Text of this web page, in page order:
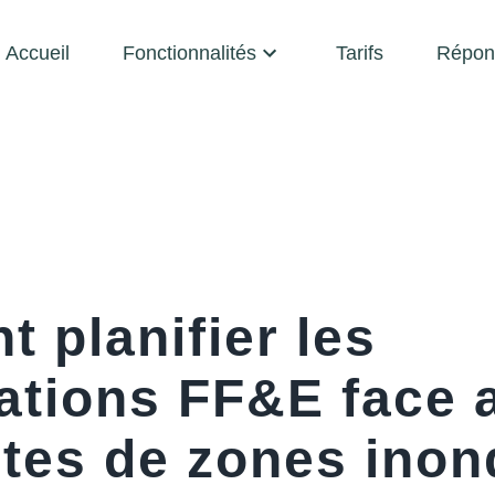
Accueil Fonctionnalités Tarifs
planifier les
FF&E face
de zones